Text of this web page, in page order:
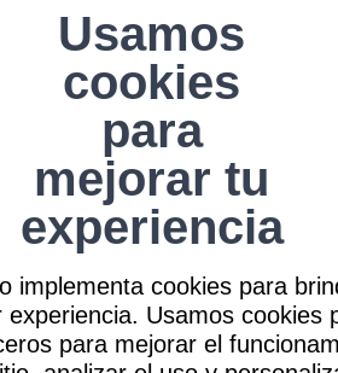
Usamos
cookies
para
mejorar tu
experiencia
implementa cookies para
experiencia. Usamos cookies
para mejorar el
y defectos. Como padres, nos
y expectativas de cómo será
injusta para el pequeño y frustrante
que es inevitable que
como figuras de autoridad, no
las expectativas tanto nuestras
Los padres solemos
que tomamos por nuestros hijos
cual es un pensamiento cierto en
tenemos que entender que
propias decisiones, opiniones,
irán formando mediante su
respetuosa nos enseña cuán